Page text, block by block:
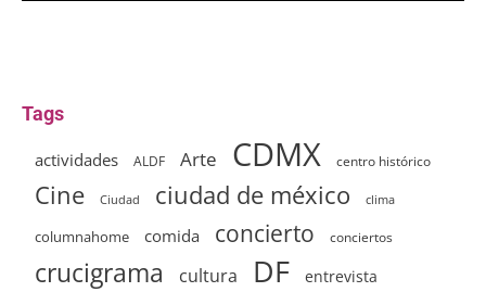
Tags
actividades ALDF Arte CDMX centro histórico
Cine Ciudad ciudad de méxico clima
columnahome comida concierto conciertos
crucigrama cultura DF entrevista